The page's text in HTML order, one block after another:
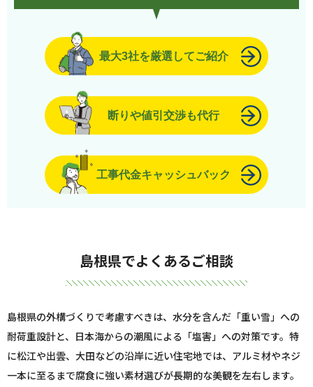
最大3社を厳選してご紹介
断りや値引交渉も代行
工事代金キャッシュバック
島根県でよくあるご相談
島根県の外構づくりで考慮すべきは、水分を含んだ「重い雪」への
耐荷重設計と、日本海からの潮風による「塩害」への対策です。特
に松江や出雲、大田などの沿岸に近い住宅地では、アルミ材やネジ
一本に至るまで腐食に強い素材選びが長期的な美観を左右します。